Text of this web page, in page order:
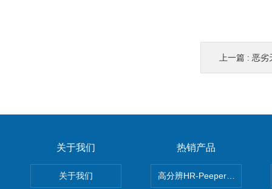
上一篇 : 恶劣天
关于我们
关于我们
热销产品
高分辨HR-Peeper采样器孔隙